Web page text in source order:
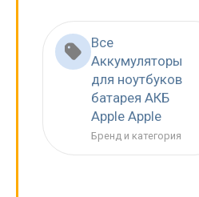
Все
Аккумуляторы
для ноутбуков
батарея АКБ
Apple Apple
Бренд и категория